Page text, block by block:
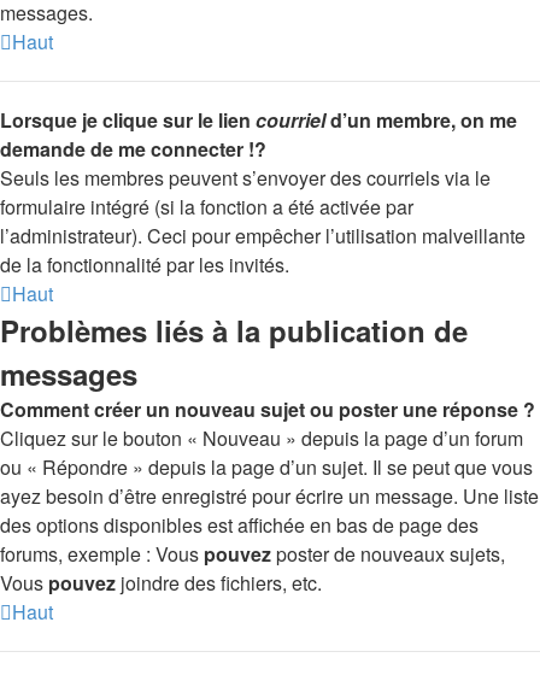
messages.
Haut
Lorsque je clique sur le lien courrield’un membre, on me
demande de me connecter !?
Seuls les membres peuvent s’envoyer des courriels via le
formulaire intégré (si la fonction a été activée par
l’administrateur). Ceci pour empêcher l’utilisation malveillante
de la fonctionnalité par les invités.
Haut
Problèmes liés à la publication de
messages
Comment créer un nouveau sujet ou poster une réponse ?
Cliquez sur le bouton « Nouveau » depuis la page d’un forum
ou « Répondre » depuis la page d’un sujet. Il se peut que vous
ayez besoin d’être enregistré pour écrire un message. Une liste
des options disponibles est affichée en bas de page des
forums, exemple : Vous pouvezposter de nouveaux sujets,
Vous pouvez joindre des fichiers, etc.
Haut